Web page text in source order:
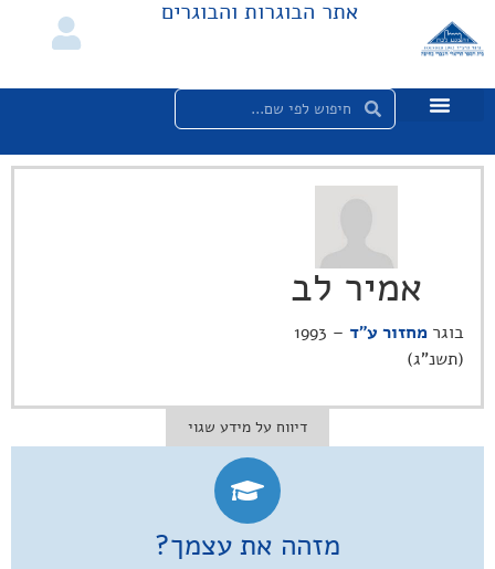
אתר הבוגרות והבוגרים
אמיר לב
בוגר מחזור ע"ד
– 1993
(תשנ"ג)
דיווח על מידע שגוי
מזהה את עצמך?